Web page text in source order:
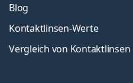
Blog
Kontaktlinsen-Werte
Vergleich von Kontaktlinsen